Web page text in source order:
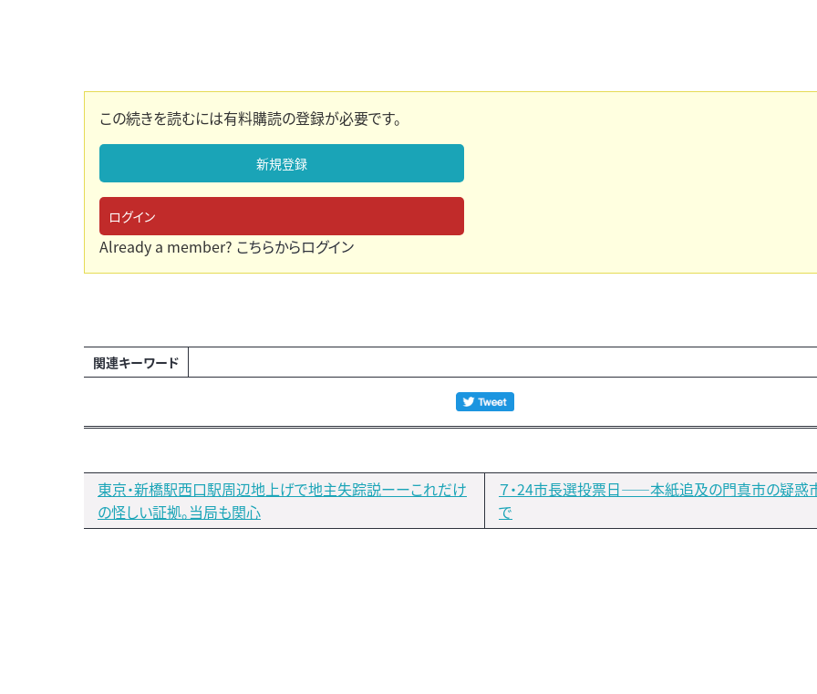
この続きを読むには有料購読の登録が必要です。
新規登録
ログイン
Already a member? こちらからログイン
関連キーワード
東京・新橋駅西口駅周辺地上げで地主失踪説ーーこれだけ
の怪しい証拠。当局も関心
７・24市長選投票日――本紙追及の門真市の疑惑
で